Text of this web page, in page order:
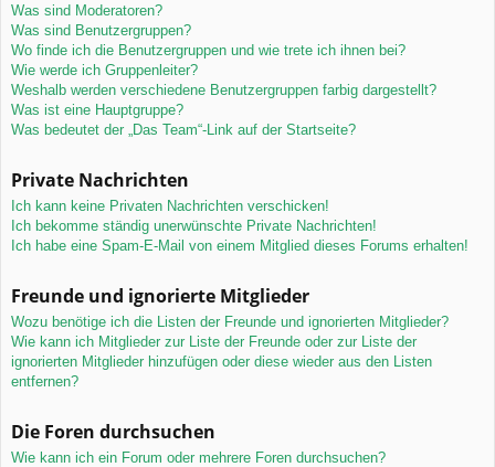
Was sind Moderatoren?
Was sind Benutzergruppen?
Wo finde ich die Benutzergruppen und wie trete ich ihnen bei?
Wie werde ich Gruppenleiter?
Weshalb werden verschiedene Benutzergruppen farbig dargestellt?
Was ist eine Hauptgruppe?
Was bedeutet der „Das Team“-Link auf der Startseite?
Private Nachrichten
Ich kann keine Privaten Nachrichten verschicken!
Ich bekomme ständig unerwünschte Private Nachrichten!
Ich habe eine Spam-E-Mail von einem Mitglied dieses Forums erhalten!
Freunde und ignorierte Mitglieder
Wozu benötige ich die Listen der Freunde und ignorierten Mitglieder?
Wie kann ich Mitglieder zur Liste der Freunde oder zur Liste der
ignorierten Mitglieder hinzufügen oder diese wieder aus den Listen
entfernen?
Die Foren durchsuchen
Wie kann ich ein Forum oder mehrere Foren durchsuchen?